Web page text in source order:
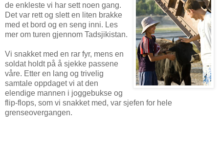
de enkleste vi har sett noen gang.
Det var rett og slett en liten brakke
med et bord og en seng inni. Les
mer om turen gjennom Tadsjikistan.
Vi snakket med en rar fyr, mens en
soldat holdt på å sjekke passene
våre. Etter en lang og trivelig
samtale oppdaget vi at den
elendige mannen i joggebukse og
flip-flops, som vi snakket med, var sjefen for hele
grenseovergangen.